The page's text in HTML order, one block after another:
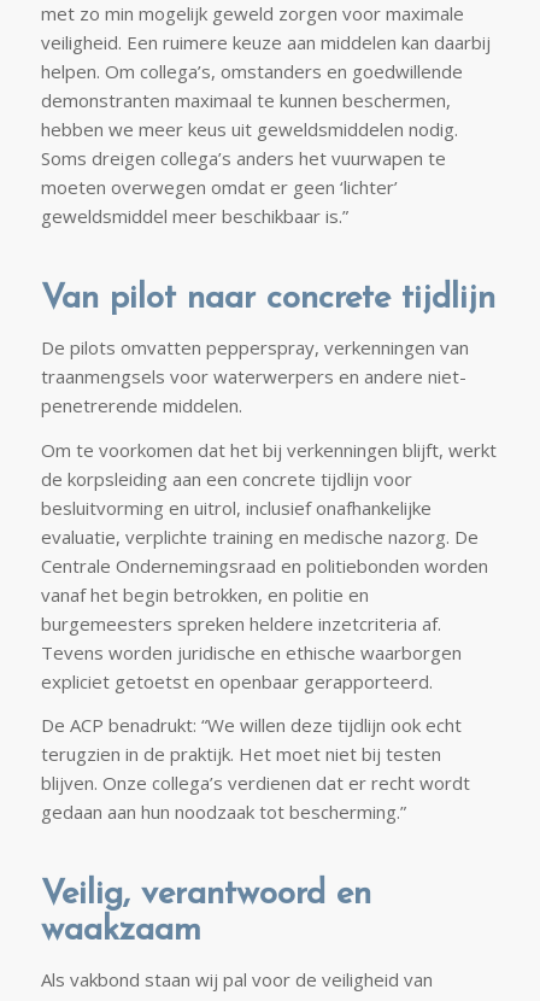
met zo min mogelijk geweld zorgen voor maximale
veiligheid. Een ruimere keuze aan middelen kan daarbij
helpen. Om collega’s, omstanders en goedwillende
demonstranten maximaal te kunnen beschermen,
hebben we meer keus uit geweldsmiddelen nodig.
Soms dreigen collega’s anders het vuurwapen te
moeten overwegen omdat er geen ‘lichter’
geweldsmiddel meer beschikbaar is.”
Van pilot naar concrete tijdlijn
De pilots omvatten pepperspray, verkenningen van
traanmengsels voor waterwerpers en andere niet-
penetrerende middelen.
Om te voorkomen dat het bij verkenningen blijft, werkt
de korpsleiding aan een concrete tijdlijn voor
besluitvorming en uitrol, inclusief onafhankelijke
evaluatie, verplichte training en medische nazorg. De
Centrale Ondernemingsraad en politiebonden worden
vanaf het begin betrokken, en politie en
burgemeesters spreken heldere inzetcriteria af.
Tevens worden juridische en ethische waarborgen
expliciet getoetst en openbaar gerapporteerd.
De ACP benadrukt: “We willen deze tijdlijn ook echt
terugzien in de praktijk. Het moet niet bij testen
blijven. Onze collega’s verdienen dat er recht wordt
gedaan aan hun noodzaak tot bescherming.”
Veilig, verantwoord en
waakzaam
Als vakbond staan wij pal voor de veiligheid van